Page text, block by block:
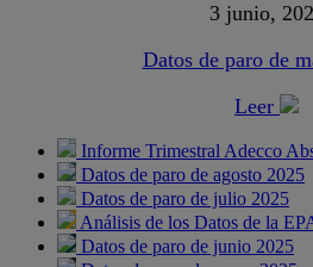
3 junio,
Datos de paro de
Leer
Informe Trimestral Adecco
Datos de paro de agosto 2025
Datos de paro de julio 2025
Análisis de los Datos de la
Datos de paro de junio 2025